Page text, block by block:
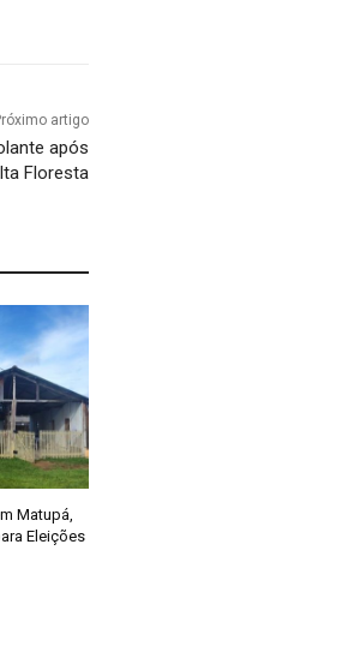
artigo
após
Floresta
Matupá,
Eleições